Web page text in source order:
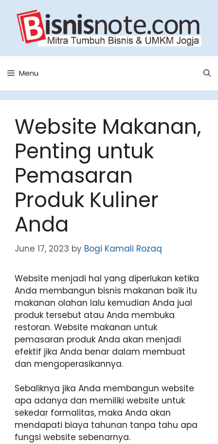
content
Menu
Website Makanan,
Penting untuk
Pemasaran
Produk Kuliner
Anda
June 17, 2023 by Bogi Kamali Rozaq
Website menjadi hal yang diperlukan ketika
Anda membangun bisnis makanan baik itu
makanan olahan lalu kemudian Anda jual
produk tersebut atau Anda membuka
restoran. Website makanan untuk
pemasaran produk Anda akan menjadi
efektif jika Anda benar dalam membuat
dan mengoperasikannya.
Sebaliknya jika Anda membangun website
apa adanya dan memiliki website untuk
sekedar formalitas, maka Anda akan
mendapati biaya tahunan tanpa tahu apa
fungsi website sebenarnya.